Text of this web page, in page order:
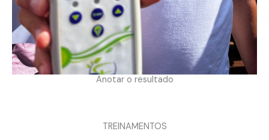
Anotar o resultado
TREINAMENTOS